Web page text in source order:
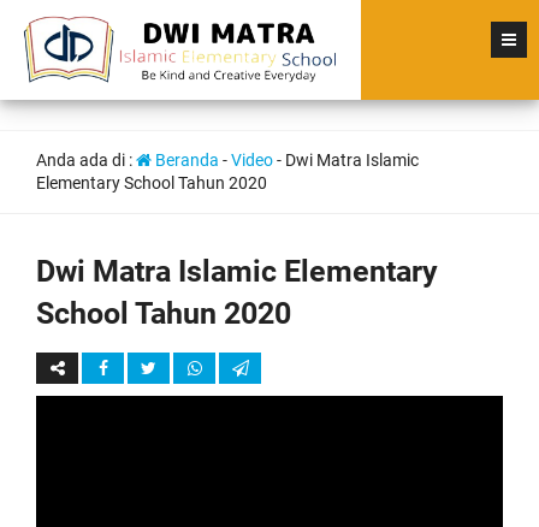
Anda ada di : Beranda -Video- Dwi Matra Islamic
Elementary School Tahun 2020
Dwi Matra Islamic Elementary
School Tahun 2020